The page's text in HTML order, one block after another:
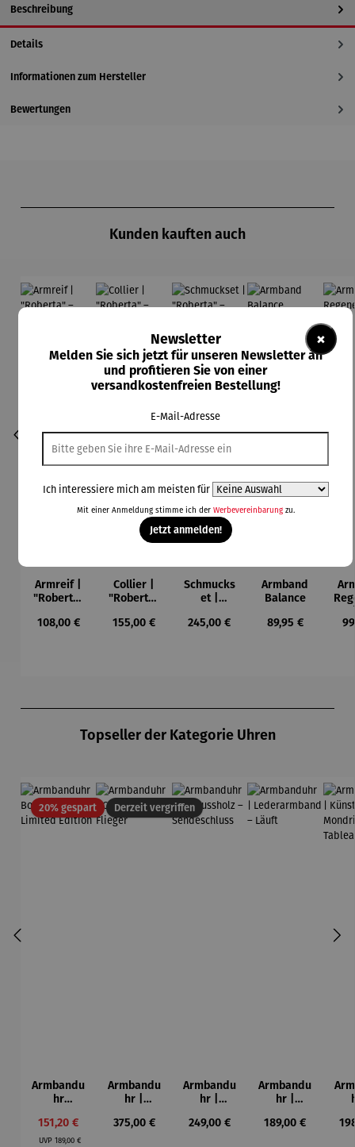
Beschreibung
Details
Informationen zum Hersteller
Bewertungen
Kunden kauften auch
Armreif |
"Roberta"
Mütz
Regulärer Preis:
108,00 €
Collier |
"Roberta"
Mütz
Regulärer Preis:
155,00 €
Schmucks
et |
– Anna
Regulärer Preis:
245,00 €
Armband
Balance
Regulärer Preis:
89,95 €
Topseller der Kategorie Uhren
20% gespartRabatt
Armbandu
hr
Limited
Edition
Verkaufspreis:
151,20 €
UVPRegulärer Preis:
189,00 €
Derzeit vergriffen
Armbandu
hr |
ph –
Regulärer Preis:
375,00 €
Armbandu
hr |
olz –
Regulärer Preis:
249,00 €
Armbandu
hr |
band –
Regulärer Preis:
189,00 €
×
Newsletter
Melden Sie sich jetzt für unseren Newsletter an
und profitieren Sie von einer
versandkostenfreien Bestellung!
E-Mail-Adresse
Ich interessiere mich am meisten für
Mit einer Anmeldung stimme ich der Werbevereinbarungzu.
Jetzt anmelden!